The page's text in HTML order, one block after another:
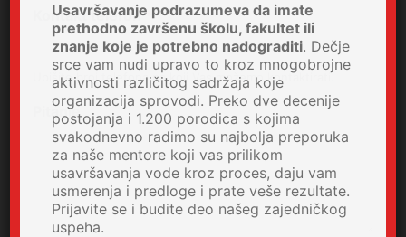
Kontakt telefon*
Upišite broj telefona na koji Vas možemo kontaktirati.
Pitanje
Usavršavanje podrazumeva da imate
prethodno završenu školu, fakultet ili
znanje koje je potrebno nadograditi. Dečje
srce vam nudi upravo to kroz mnogobrojne
aktivnosti različitog sadržaja koje
organizacija sprovodi. Preko dve decenije
postojanja i 1.200 porodica s kojima
svakodnevno radimo su najbolja preporuka
za naše mentore koji vas prilikom
usavršavanja vode kroz proces, daju vam
usmerenja i predloge i prate veše rezultate.
Prijavite se i budite deo našeg zajedničkog
uspeha.